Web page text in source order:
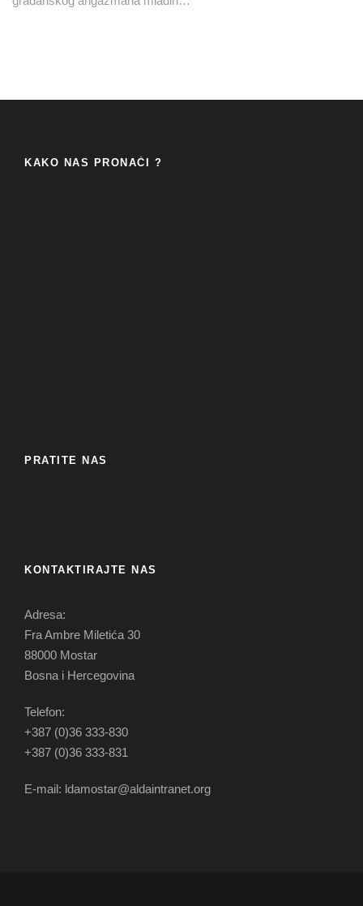
KAKO NAS PRONAĆI ?
PRATITE NAS
KONTAKTIRAJTE NAS
Adresa:
Fra Ambre Miletića 30
88000 Mostar
Bosna i Hercegovina
Telefon:
+387 (0)36 333-830
+387 (0)36 333-831
E-mail: ldamostar@aldaintranet.org